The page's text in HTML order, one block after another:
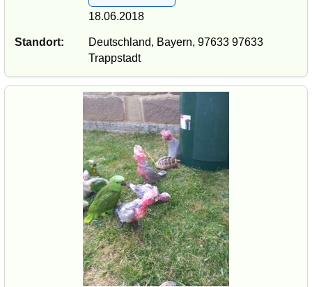
18.06.2018
Standort:
Deutschland, Bayern, 97633 97633
Trappstadt